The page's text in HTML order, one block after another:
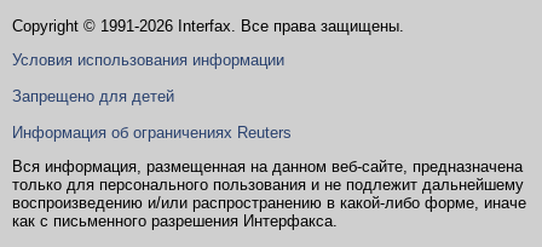
Copyright © 1991-2026 Interfax. Все права защищены.
Условия использования информации
Запрещено для детей
Информация об ограничениях Reuters
Вся информация, размещенная на данном веб-сайте, предназначена
только для персонального пользования и не подлежит дальнейшему
воспроизведению и/или распространению в какой-либо форме, иначе
как с письменного разрешения Интерфакса.